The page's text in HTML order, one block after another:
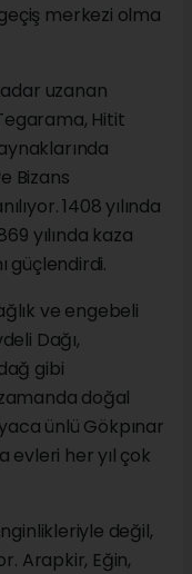
merkezi olma
uzanan
Hitit
Bizans
1408 yılında
yılında kaza
güçlendirdi.
ve engebeli
Dağı,
gibi
doğal
ünlü Gökpınar
evleri her yıl çok
değil,
Arapkir, Eğin,